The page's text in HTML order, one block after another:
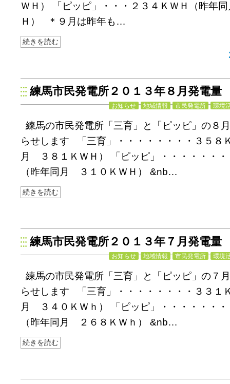
ＷＨ） 「ピッピ」・・・２３４ＫＷＨ（昨年
Ｈ） ＊９月は昨年も…
続きを読む
練馬市民発電所２０１３年８月発電量
お知らせ 地域情報 市民発電所 環境
練馬の市民発電所「三育」と「ピッピ」の８
らせします 「三育」・・・・・・・・３５
月 ３８１ＫＷＨ） 「ピッピ」・・・・・・
（昨年同月 ３１０ＫＷＨ） &nb…
続きを読む
練馬市民発電所２０１３年７月発電量
お知らせ 地域情報 市民発電所 環境
練馬の市民発電所「三育」と「ピッピ」の７
らせします 「三育」・・・・・・・・３３
月 ３４０ＫＷｈ） 「ピッピ」・・・・・・
（昨年同月 ２６８ＫＷｈ） &nb…
続きを読む